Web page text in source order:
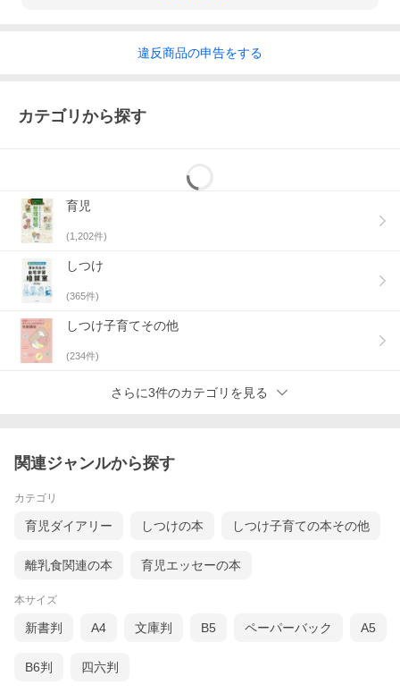
違反商品の申告をする
カテゴリから探す
育児
(1,202件)
しつけ
(365件)
しつけ子育てその他
(234件)
さらに3件のカテゴリを見る
関連ジャンルから探す
カテゴリ
育児ダイアリー しつけの本 しつけ子育ての本その他
離乳食関連の本 育児エッセーの本
本サイズ
新書判 A4 文庫判 B5 ペーパーバック A5
B6判 四六判